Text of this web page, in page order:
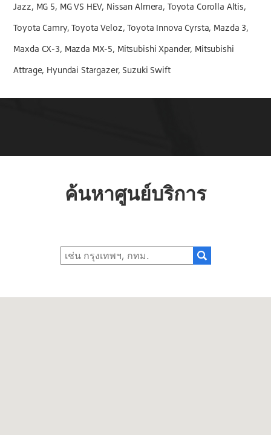
Jazz, MG 5, MG VS HEV, Nissan Almera, Toyota Corolla Altis,
Toyota Camry, Toyota Veloz, Toyota Innova Cyrsta, Mazda 3,
Maxda CX-3, Mazda MX-5, Mitsubishi Xpander, Mitsubishi
Attrage, Hyundai Stargazer, Suzuki Swift
ค้นหาศูนย์บริการ